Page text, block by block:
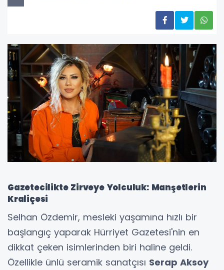
Gazetecilikte Zirveye Yolculuk: Manşetlerin
Kraliçesi
Selhan Özdemir, mesleki yaşamına hızlı bir
başlangıç yaparak Hürriyet Gazetesi'nin en
dikkat çeken isimlerinden biri haline geldi.
Özellikle ünlü seramik sanatçısı Serap Aksoy